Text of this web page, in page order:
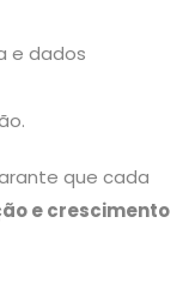
e dados
que cada
e crescimento